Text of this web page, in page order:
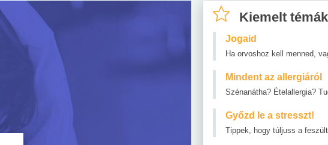
Kiemelt témák
Jogaid
Ha orvoshoz kell menned,
Mindent az allergiáról
Szénanátha? Ételallergia?
Győzd le a stresszt!
Tippek, hogy túljuss a